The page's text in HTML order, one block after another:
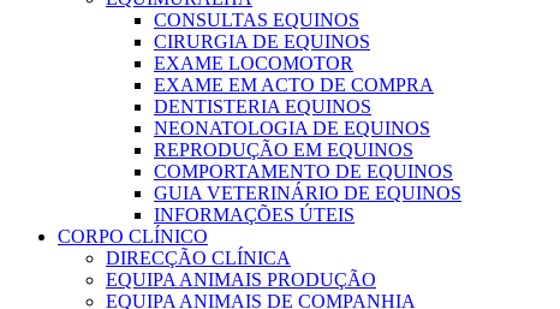
CONSULTAS EQUINOS
CIRURGIA DE EQUINOS
EXAME LOCOMOTOR
EXAME EM ACTO DE COMPRA
DENTISTERIA EQUINOS
NEONATOLOGIA DE EQUINOS
REPRODUÇÃO EM EQUINOS
COMPORTAMENTO DE EQUINOS
GUIA VETERINÁRIO DE EQUINOS
INFORMAÇÕES ÚTEIS
CORPO CLÍNICO
DIRECÇÃO CLÍNICA
EQUIPA ANIMAIS PRODUÇÃO
EQUIPA ANIMAIS DE COMPANHIA